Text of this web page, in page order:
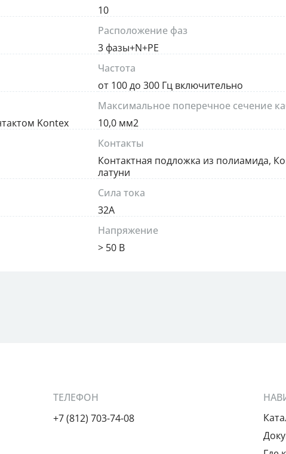
10
Расположение фаз
3 фазы+N+PE
Частота
от 100 до 300 Гц включительно
Kontex
Максимальное поперечное сечение
10,0 мм2
Контакты
Контактная подложка из полиамида,
латуни
Сила тока
32А
Напряжение
> 50 В
ТЕЛЕФОН
+7 (812) 703-74-08